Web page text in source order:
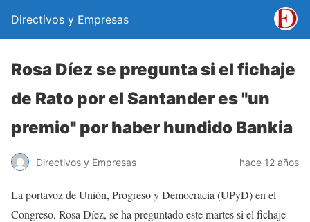
Directivos y Empresas
Rosa Díez se pregunta si el fichaje
de Rato por el Santander es "un
premio" por haber hundido Bankia
Directivos y Empresas hace 12 años
La portavoz de Unión, Progreso y Democracia (UPyD) en el
Congreso, Rosa Díez, se ha preguntado este martes si el fichaje